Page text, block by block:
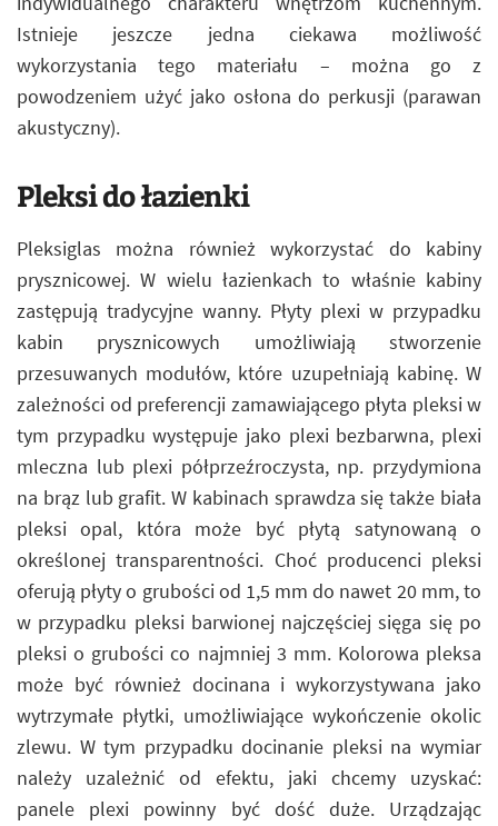
Istnieje jeszcze jedna ciekawa możliwość
wykorzystania tego materiału – można go z
powodzeniem użyć jako osłona do perkusji (parawan
akustyczny).
Pleksi do łazienki
Pleksiglas można również wykorzystać do kabiny
prysznicowej. W wielu łazienkach to właśnie kabiny
zastępują tradycyjne wanny. Płyty plexi w przypadku
kabin prysznicowych umożliwiają stworzenie
przesuwanych modułów, które uzupełniają kabinę. W
zależności od preferencji zamawiającego płyta pleksi w
tym przypadku występuje jako plexi bezbarwna, plexi
mleczna lub plexi półprzeźroczysta, np. przydymiona
na brąz lub grafit. W kabinach sprawdza się także biała
pleksi opal, która może być płytą satynowaną o
określonej transparentności. Choć producenci pleksi
oferują płyty o grubości od 1,5 mm do nawet 20 mm, to
w przypadku pleksi barwionej najczęściej sięga się po
pleksi o grubości co najmniej 3 mm. Kolorowa pleksa
może być również docinana i wykorzystywana jako
wytrzymałe płytki, umożliwiające wykończenie okolic
zlewu. W tym przypadku docinanie pleksi na wymiar
należy uzależnić od efektu, jaki chcemy uzyskać:
panele plexi powinny być dość duże. Urządzając